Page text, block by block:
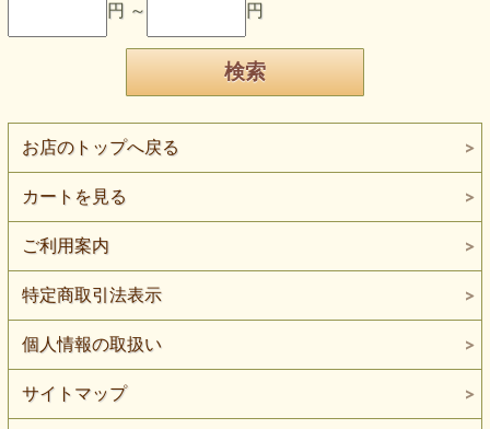
円 ～
円
お店のトップへ戻る
カートを見る
ご利用案内
特定商取引法表示
個人情報の取扱い
サイトマップ